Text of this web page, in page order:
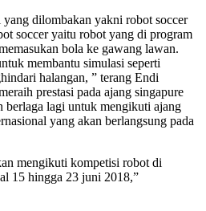
dilombakan yakni robot soccer
soccer yaitu robot yang di program
bola ke gawang lawan.
membantu simulasi seperti
halangan, ” terang Endi
prestasi pada ajang singapure
berlaga lagi untuk mengikuti ajang
yang akan berlangsung pada
mengikuti kompetisi robot di
15 hingga 23 juni 2018,”